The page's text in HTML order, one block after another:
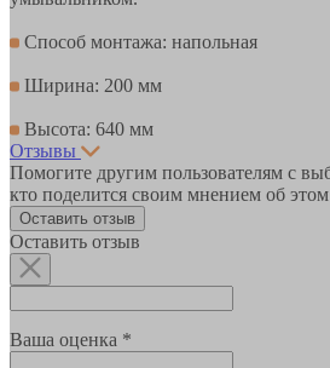
Способ монтажа: напольная
Ширина: 200 мм
Высота: 640 мм
Отзывы
Помогите другим пользователям с
кто поделится своим мнением об этом
Оставить отзыв
Оставить отзыв
Ваша оценка *